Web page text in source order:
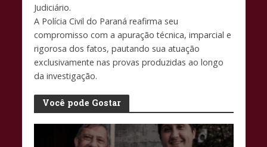
Judiciário.
A Polícia Civil do Paraná reafirma seu
compromisso com a apuração técnica, imparcial e
rigorosa dos fatos, pautando sua atuação
exclusivamente nas provas produzidas ao longo
da investigação.
Você pode Gostar